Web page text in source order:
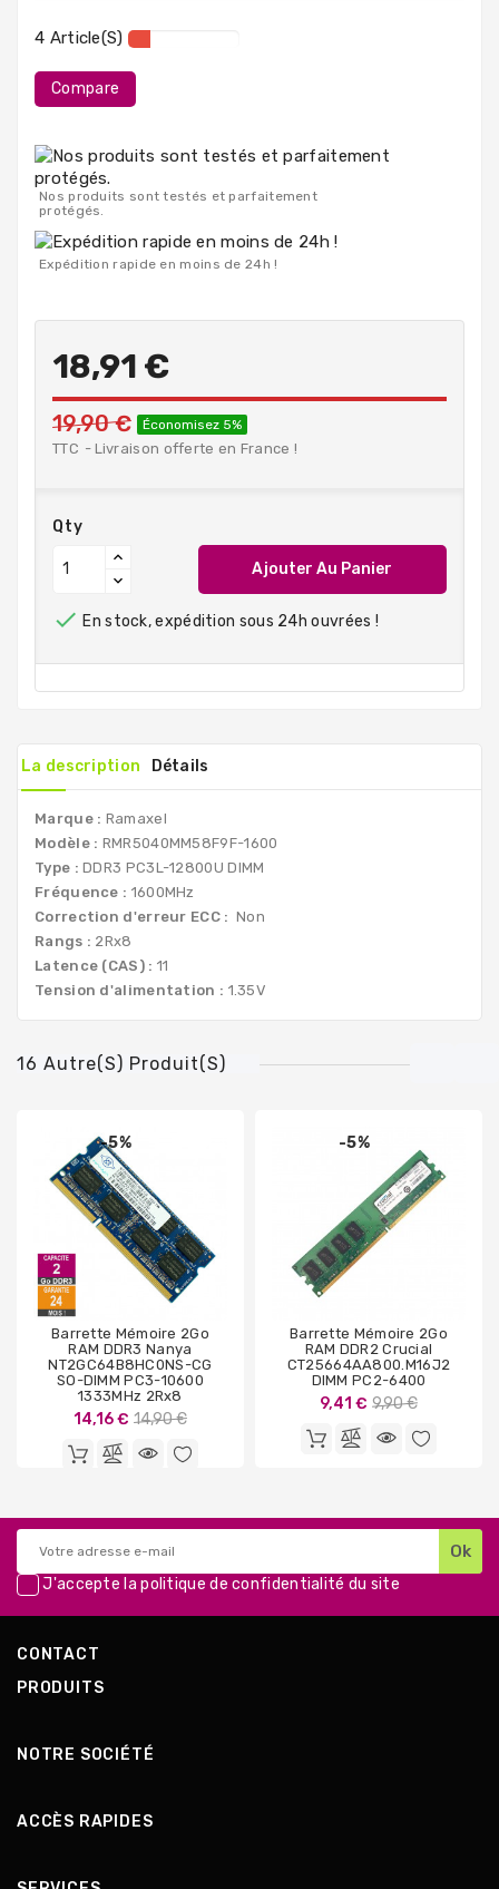
4 Article(s)
Compare
Nos produits sont testés et parfaitement
protégés.
Expédition rapide en moins de 24h !
18,91 €
19,90 € Économisez 5%
TTC Livraison offerte en France !
Qty
Ajouter Au Panier
 En stock, expédition sous 24h ouvrées !
La description Détails
Marque : Ramaxel
Modèle : RMR5040MM58F9F-1600
Type :DDR3 PC3L-12800U DIMM
Fréquence : 1600MHz
Correction d'erreur ECC : Non
Rangs : 2Rx8
Latence (CAS) : 11
Tension d'alimentation : 1.35V
16 Autre(s) Produit(s)
-5%
Barrette Mémoire 2Go
RAM DDR3 Nanya
NT2GC64B8HC0NS-CG
SO-DIMM PC3-10600
1333MHz 2Rx8
14,16 € Prix
base
14,90 €
-5%
Barrette Mémoire 2Go
RAM DDR2 Crucial
CT25664AA800.M16J2
DIMM PC2-6400
9,41 € Prix
base
9,90 €
J'accepte lapolitique de confidentialité du site
CONTACT
PRODUITS
NOTRE SOCIÉTÉ
ACCÈS RAPIDES